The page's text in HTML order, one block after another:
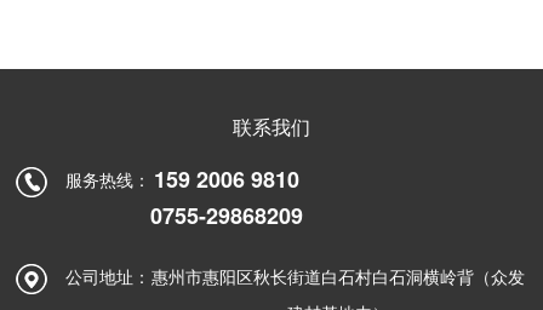
联系我们
服务热线： 159 2006 9810
0755-29868209
公司地址： 惠州市惠阳区秋长街道白石村白石洞横岭背（众发